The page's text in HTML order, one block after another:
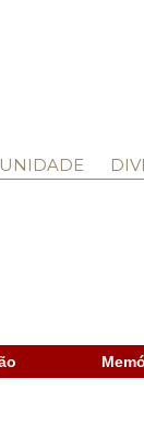
UNIDADE